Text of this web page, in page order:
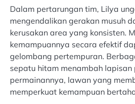
Dalam pertarungan tim, Lilya
mengendalikan gerakan musuh
kerusakan area yang konsisten.
kemampuannya secara efektif
gelombang pertempuran.
sepatu hitam menambah lapisan
permainannya, lawan yang
memperkuat kemampuan